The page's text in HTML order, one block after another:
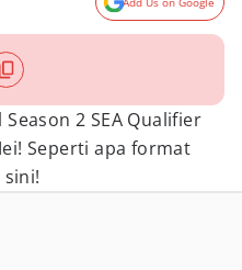
2 SEA Qualifier
Seperti apa format